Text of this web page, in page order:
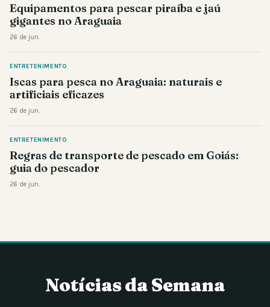
Equipamentos para pescar piraíba e jaú
gigantes no Araguaia
26 de jun.
ENTRETENIMENTO
Iscas para pesca no Araguaia: naturais e
artificiais eficazes
26 de jun.
ENTRETENIMENTO
Regras de transporte de pescado em Goiás:
guia do pescador
26 de jun.
Notícias da Semana